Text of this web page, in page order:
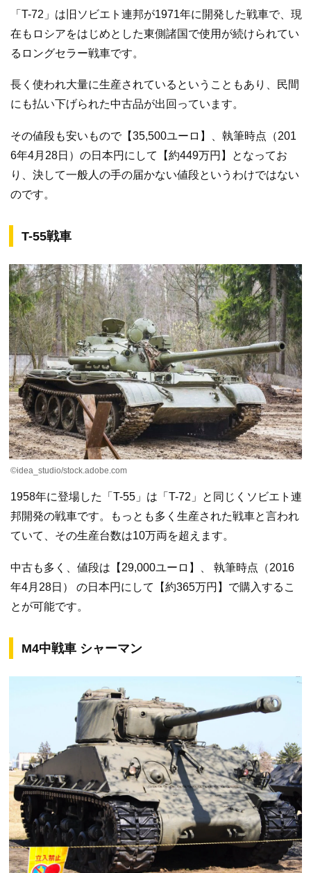
「T-72」は旧ソビエト連邦が1971年に開発した戦車で、現
在もロシアをはじめとした東側諸国で使用が続けられてい
るロングセラー戦車です。
長く使われ大量に生産されているということもあり、民間
にも払い下げられた中古品が出回っています。
その値段も安いもので【35,500ユーロ】、執筆時点（201
6年4月28日）の日本円にして【約449万円】となってお
り、決して一般人の手の届かない値段というわけではない
のです。
T-55戦車
©idea_studio/stock.adobe.com
1958年に登場した「T-55」は「T-72」と同じくソビエト連
邦開発の戦車です。もっとも多く生産された戦車と言われ
ていて、その生産台数は10万両を超えます。
中古も多く、値段は【29,000ユーロ】、 執筆時点（2016
年4月28日） の日本円にして【約365万円】で購入するこ
とが可能です。
M4中戦車 シャーマン